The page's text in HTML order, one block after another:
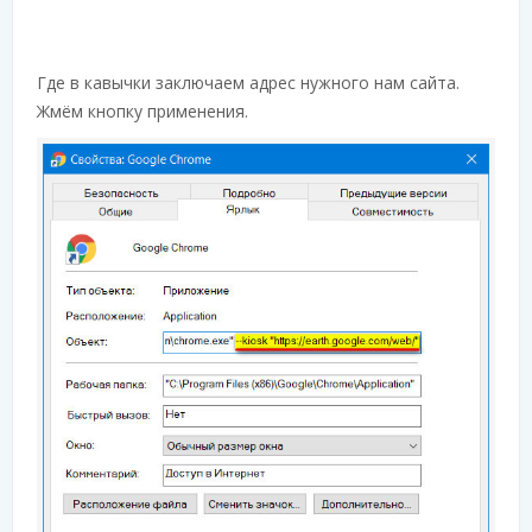
Где в кавычки заключаем адрес нужного нам сайта.
Жмём кнопку применения.